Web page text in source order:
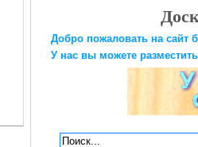
Добро пожаловать на сайт
У нас вы можете